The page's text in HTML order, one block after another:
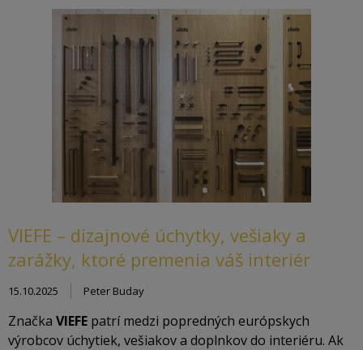
VIEFE – dizajnové úchytky, vešiaky a
zarážky, ktoré premenia váš interiér
15.10.2025 Peter Buday
Značka VIEFE patrí medzi popredných európskych
výrobcov úchytiek, vešiakov a doplnkov do interiéru. Ak